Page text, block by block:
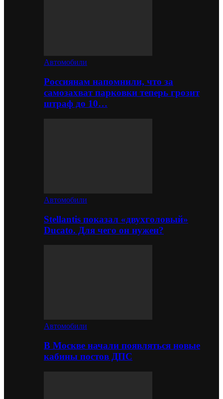
Автомобили
Россиянам напомнили, что за
самозахват парковки теперь грозит
штраф до 10…
Автомобили
Stellantis показал «двухголовый»
Ducato. Для чего он нужен?
Автомобили
В Москве начали появляться новые
кабины постов ДПС